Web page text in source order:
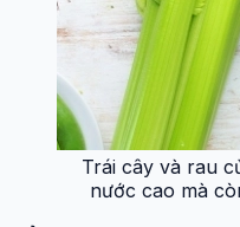
Trái cây và rau
nước cao mà